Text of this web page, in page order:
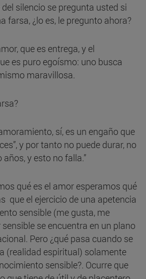
del silencio se pregunta usted si
farsa, ¿lo es, le pregunto ahora?
que es entrega, y el
es puro egoísmo: uno busca
maravillosa.
sí, es un engaño que
y por tanto no puede durar, no
y esto no falla.”
qué es el amor esperamos qué
que el ejercicio de una apetencia
sensible (me gusta, me
sensible se encuentra en un plano
Pero ¿qué pasa cuando se
(realidad espiritual) solamente
sensible?. Ocurre que